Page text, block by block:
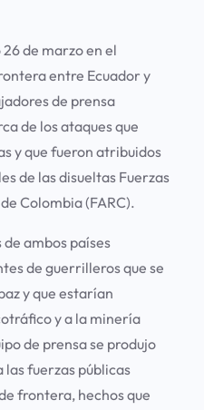
de marzo en el
entre Ecuador y
de prensa
de los ataques que
y que fueron atribuidos
de las disueltas Fuerzas
Colombia (FARC).
ambos países
de guerrilleros que se
y que estarían
y a la minería
de prensa se produjo
las fuerzas públicas
frontera, hechos que